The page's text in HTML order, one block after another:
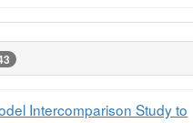
Intercomparison Study to